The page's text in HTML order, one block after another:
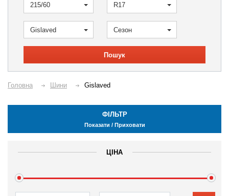
215/60 R17
Gislaved Сезон
Пошук
Головна Шини Gislaved
ФІЛЬТР
Показати / Приховати
ЦІНА